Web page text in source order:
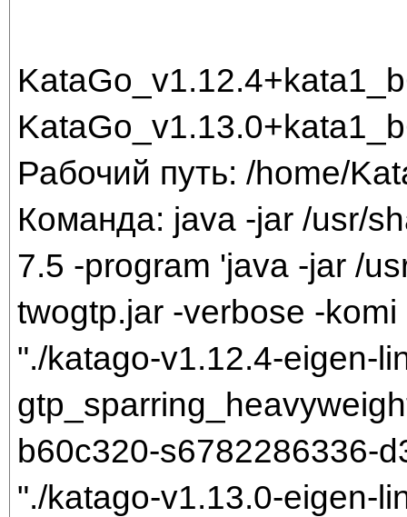
Рабочий путь: /home/
Команда: java -jar /usr/
7.5 -program 'java -jar /
twogtp.jar -verbose -
"./katago-v1.12.4-eigen-
b60c320-s6782286336-
"./katago-v1.13.0-eigen-